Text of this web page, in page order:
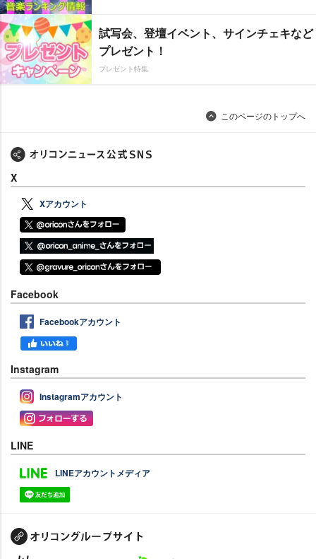
試写会、登壇イベント、サインチェキなど
プレゼント！
プレゼント特集
このページのトップへ
X
Xアカウント
Facebook
Facebookアカウント
Instagram
Instagramアカウント
LINE
LINEアカウントメディア